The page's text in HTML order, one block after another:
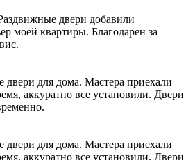
двери добавили
моей квартиры. Благодарен за
двери для дома. Мастера приехали
аккуратно все установили. Двери
двери для дома. Мастера приехали
аккуратно все установили. Двери